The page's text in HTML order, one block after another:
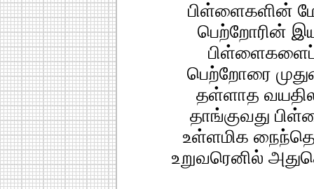
பிள்ளைகளின்
பெற்றோரின்
பிள்ளைகளைப்
பெற்றோரை
தள்ளாத
தாங்குவது
உள்ளமிக
உறுவரெனில்